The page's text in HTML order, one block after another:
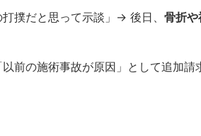
撲だと思って示談」→ 後日、 骨折や
前の施術事故が原因」として追加請